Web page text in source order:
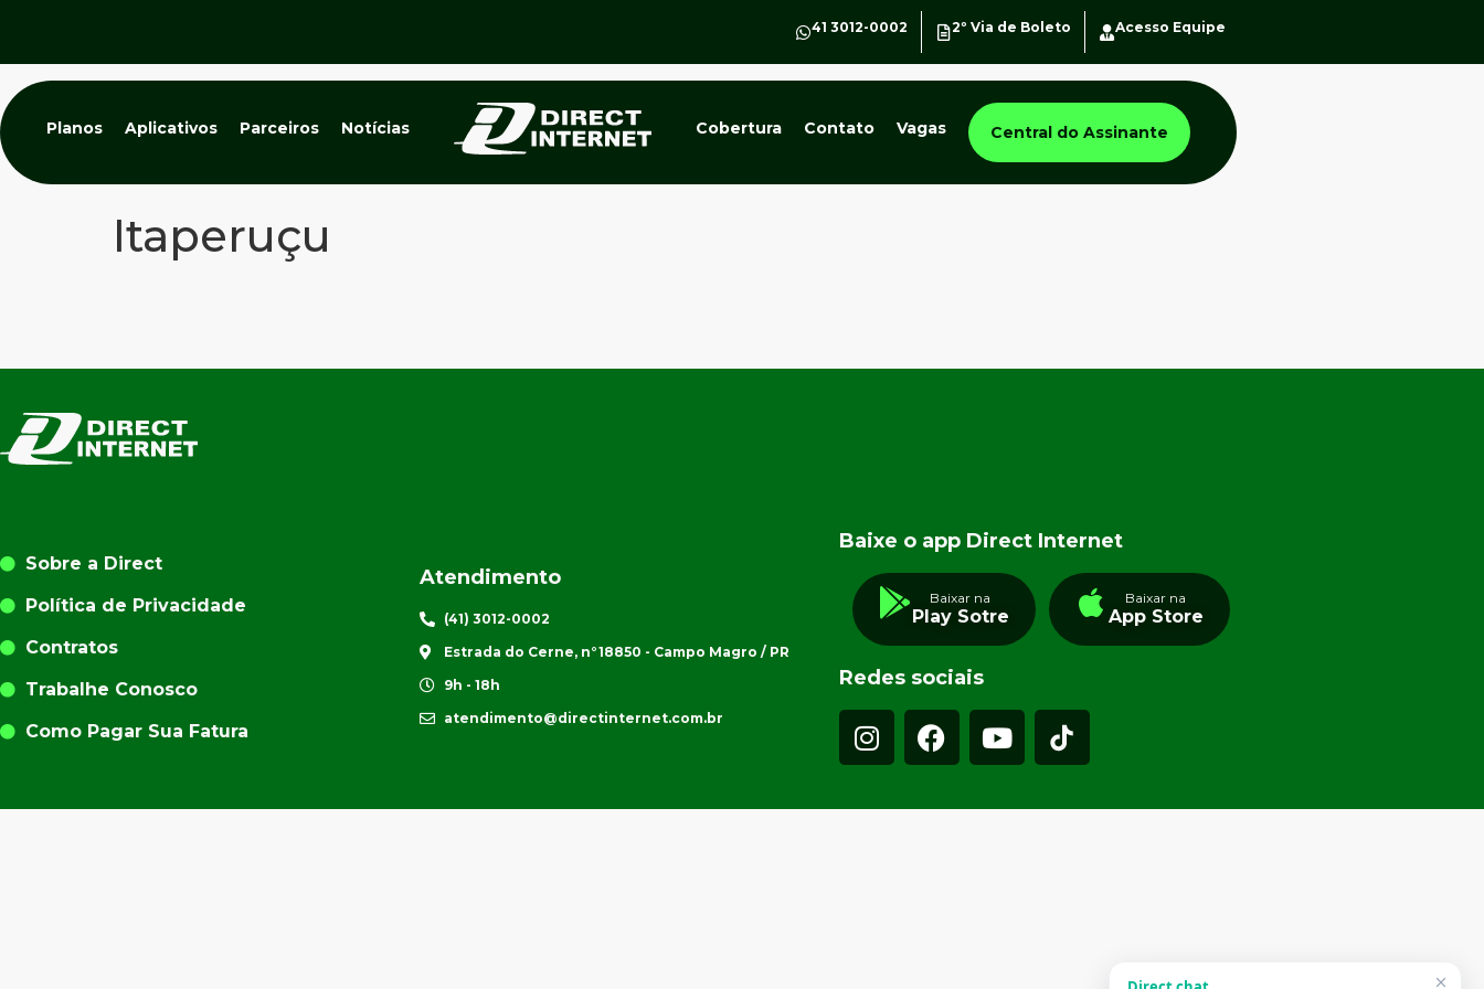
41 3012-0002 2º Via de Boleto Acesso Equipe
Planos Aplicativos Parceiros Notícias Cobertura Contato Vagas Central do Assinante
Itaperuçu
Sobre a Direct
Política de Privacidade
Contratos
Trabalhe Conosco
Como Pagar Sua Fatura
Atendimento
(41) 3012-0002
Estrada do Cerne, n°18850 - Campo Magro / PR
9h - 18h
atendimento@directinternet.com.br
Baixe o app Direct Internet
Baixar na
Play Sotre
Baixar na
App Store
Redes sociais